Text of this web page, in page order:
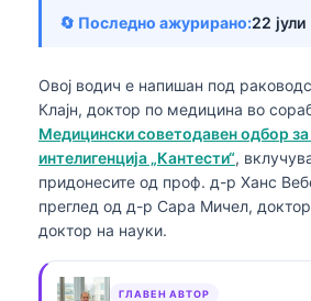
🔄 Последно ажурирано:22
Овој водич е напишан под
Клајн, доктор по медицина во
Медицински советодавен одбор
интелигенција „Кантести“,
придонесите од проф. д-р Ханс
преглед од д-р Сара Мичел,
доктор на науки.
ГЛАВЕН АВТОР